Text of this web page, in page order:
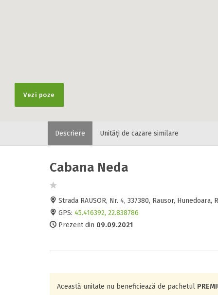
Vezi poze
Descriere Unități de cazare similare
Cabana Neda
Strada RAUSOR, Nr. 4, 337380, Rausor, Hunedoara,
GPS: 45.416392, 22.838786
Prezent din 09.09.2021
Această unitate nu beneficiează de pachetul